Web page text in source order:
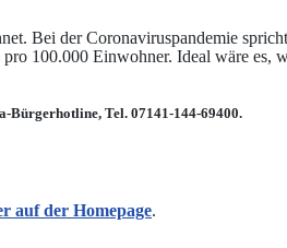
Bei der Coronaviruspandemie
100.000 Einwohner. Ideal wäre es,
Bürgerhotline, Tel. 07141-144-69400.
auf der Homepage.